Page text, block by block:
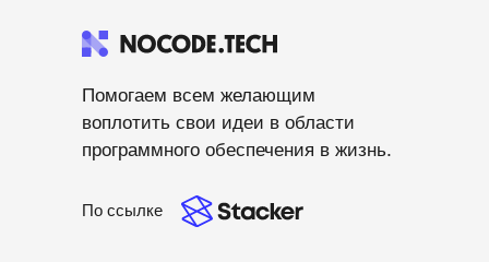
Помогаем всем желающим
воплотить свои идеи в области
программного обеспечения в жизнь.
По ссылке